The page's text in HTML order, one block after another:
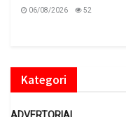
06/08/2026 52
Kategori